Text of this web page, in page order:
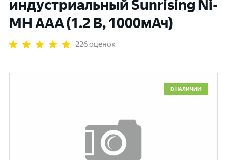
индустриальный Sunrising Ni-
MH AAA (1.2 В, 1000мАч)
226 оценок
В НАЛИЧИИ